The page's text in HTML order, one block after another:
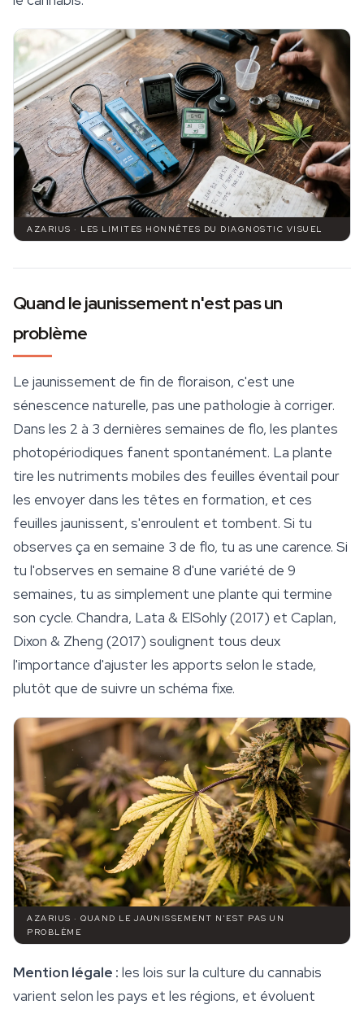
AZARIUS · LES LIMITES HONNÊTES DU DIAGNOSTIC VISUEL
Quand le jaunissement n'est pas un
problème
Le jaunissement de fin de floraison, c'est une
sénescence naturelle, pas une pathologie à corriger.
Dans les 2 à 3 dernières semaines de flo, les plantes
photopériodiques fanent spontanément. La plante
tire les nutriments mobiles des feuilles éventail pour
les envoyer dans les têtes en formation, et ces
feuilles jaunissent, s'enroulent et tombent. Si tu
observes ça en semaine 3 de flo, tu as une carence. Si
tu l'observes en semaine 8 d'une variété de 9
semaines, tu as simplement une plante qui termine
son cycle. Chandra, Lata & ElSohly (2017) et Caplan,
Dixon & Zheng (2017) soulignent tous deux
l'importance d'ajuster les apports selon le stade,
plutôt que de suivre un schéma fixe.
AZARIUS · QUAND LE JAUNISSEMENT N'EST PAS UN
PROBLÈME
Mention légale : les lois sur la culture du cannabis
varient selon les pays et les régions, et évoluent